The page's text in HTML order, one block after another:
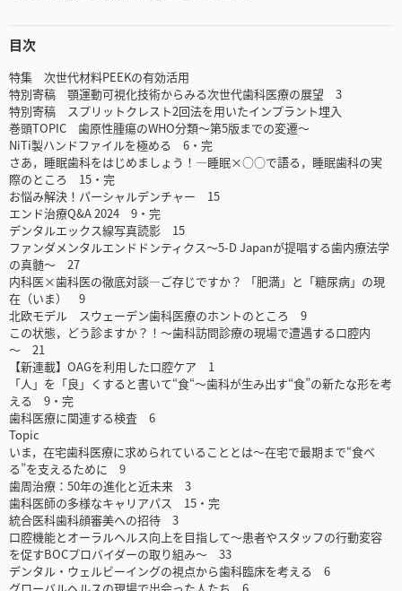
目次
特集 次世代材料PEEKの有効活用
特別寄稿 顎運動可視化技術からみる次世代歯科医療の展望 3
特別寄稿 スプリットクレスト2回法を用いたインプラント埋入
巻頭TOPIC 歯原性腫瘍のWHO分類～第5版までの変遷～
NiTi製ハンドファイルを極める 6・完
さあ，睡眠歯科をはじめましょう！―睡眠×○○で語る，睡眠歯科の実
際のところ 15・完
お悩み解決！パーシャルデンチャー 15
エンド治療Q&A 2024 9・完
デンタルエックス線写真読影 15
ファンダメンタルエンドドンティクス～5-D Japanが提唱する歯内療法学
の真髄～ 27
内科医×歯科医の徹底対談―ご存じですか？ 「肥満」と「糖尿病」の現
在（いま） 9
北欧モデル スウェーデン歯科医療のホントのところ 9
この状態，どう診ますか？！～歯科訪問診療の現場で遭遇する口腔内
～ 21
【新連載】OAGを利用した口腔ケア 1
「人」を「良」くすると書いて“食“～歯科が生み出す“食”の新たな形を考
える 9・完
歯科医療に関連する検査 6
Topic
いま，在宅歯科医療に求められていることとは～在宅で最期まで“食べ
る”を支えるために 9
歯周治療：50年の進化と近未来 3
歯科医師の多様なキャリアパス 15・完
統合医科歯科顔審美への招待 3
口腔機能とオーラルヘルス向上を目指して～患者やスタッフの行動変容
を促すBOCプロバイダーの取り組み～ 33
デンタル・ウェルビーイングの視点から歯科臨床を考える 6